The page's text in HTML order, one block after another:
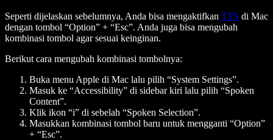
Seperti dijelaskan sebelumnya, Anda bisa mengaktifkan TTS di Mac
dengan tombol “Option” + “Esc”. Anda juga bisa mengubah
kombinasi tombol agar sesuai keinginan.
Berikut cara mengubah kombinasi tombolnya:
Buka menu Apple di Mac lalu pilih “System Settings”.
Masuk ke “Accessibility” di sidebar kiri lalu pilih “Spoken
Content”.
Klik ikon “i” di sebelah “Spoken Selection”.
Masukkan kombinasi tombol baru untuk mengganti “Option”
+ “Esc”.